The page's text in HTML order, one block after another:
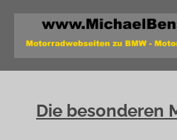
Die besonderen